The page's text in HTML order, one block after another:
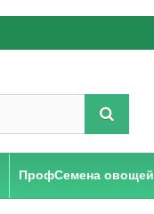
ПрофСемена овощей